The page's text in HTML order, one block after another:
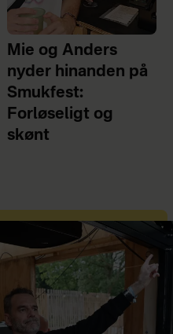
Mie og Anders
nyder hinanden på
Smukfest:
Forløseligt og
skønt